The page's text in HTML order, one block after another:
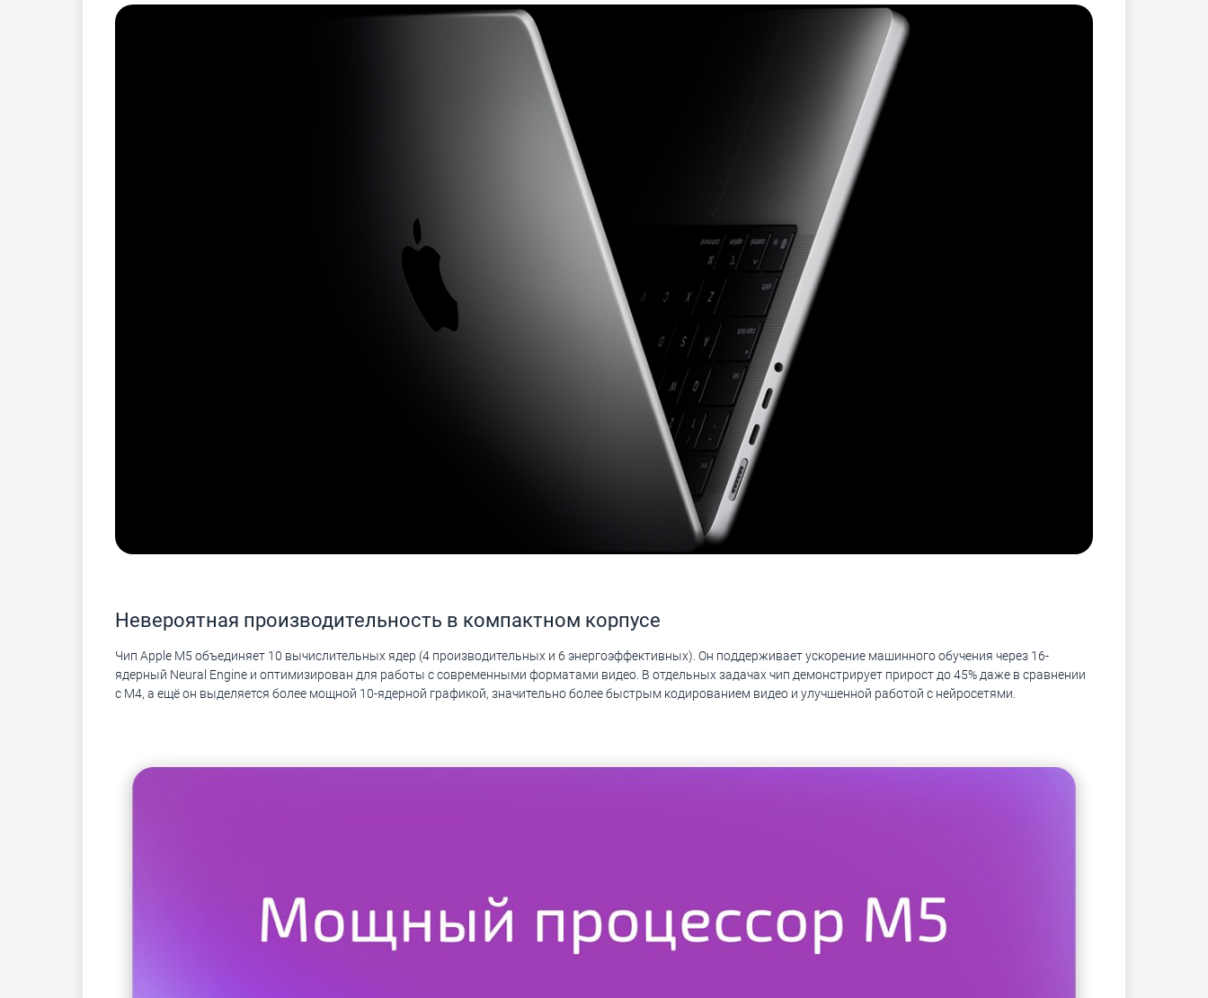
Невероятная производительность в компактном корпусе
Чип Apple M5 объединяет 10 вычислительных ядер (4 производительных и 6 энергоэффективных). Он поддерживает ускорение машинного обучения через 16-
ядерный Neural Engine и оптимизирован для работы с современными форматами видео. В отдельных задачах чип демонстрирует прирост до 45% даже в сравнении
с M4, а ещё он выделяется более мощной 10-ядерной графикой, значительно более быстрым кодированием видео и улучшенной работой с нейросетями.